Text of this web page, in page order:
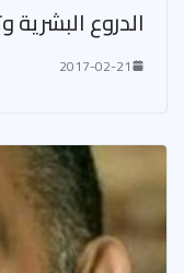
الدروع البشرية
2017-02-21